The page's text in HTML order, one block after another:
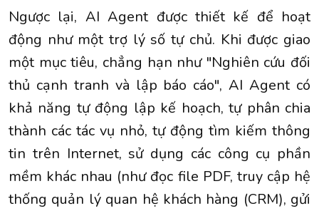
Ngược lại, AI Agent được thiết kế để hoạt
động như một trợ lý số tự chủ. Khi được giao
một mục tiêu, chẳng hạn như "Nghiên cứu đối
thủ cạnh tranh và lập báo cáo", AI Agent có
khả năng tự động lập kế hoạch, tự phân chia
thành các tác vụ nhỏ, tự động tìm kiếm thông
tin trên Internet, sử dụng các công cụ phần
mềm khác nhau (như đọc file PDF, truy cập hệ
thống quản lý quan hệ khách hàng (CRM), gửi